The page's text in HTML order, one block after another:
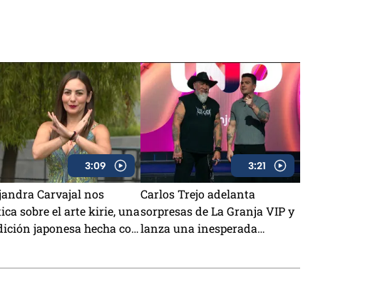
3:09
Carvajal nos
sobre el arte kirie, una
japonesa hecha con
3:21
Carlos Trejo adelanta
sorpresas de La Granja VIP y
lanza una inesperada